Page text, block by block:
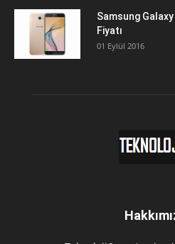
Samsung
Fiyatı
01 Eylül 2016